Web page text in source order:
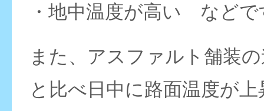
・地中温度が高い などで
また、アスファルト舗装
と比べ日中に路面温度が